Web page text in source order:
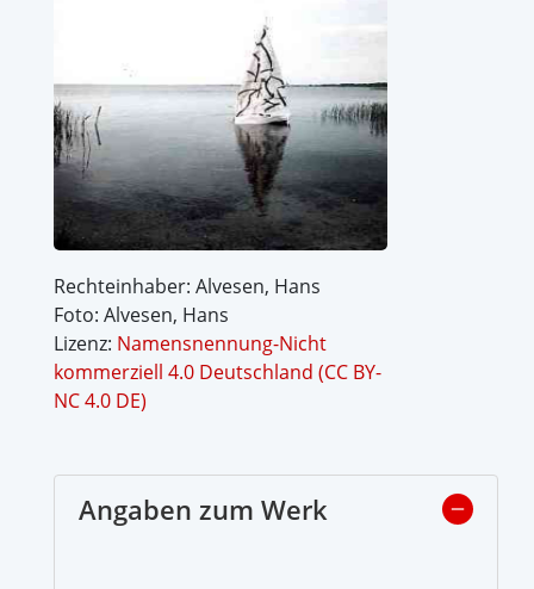
Rechteinhaber: Alvesen, Hans
Foto: Alvesen, Hans
Lizenz: Namensnennung-Nicht
kommerziell 4.0 Deutschland (CC BY-
NC 4.0 DE)
Angaben zum Werk